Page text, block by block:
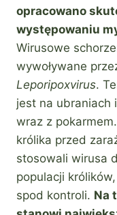
opracowano
występowaniu
Wirusowe
wywoływane
Leporipoxvirus.
jest na ubraniach
wraz z
królika przed
stosowali wirusa
populacji
spod kontroli. Na